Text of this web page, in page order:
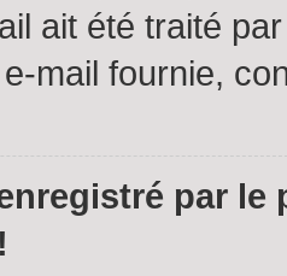
ait été traité
mail fournie,
par le